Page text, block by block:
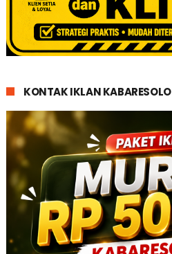
KONTAK IKLAN KABARESOLO